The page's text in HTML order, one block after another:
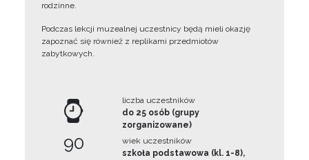
rodzinne.
Podczas lekcji muzealnej uczestnicy będą mieli okazję
zapoznać się również z replikami przedmiotów
zabytkowych.
90
liczba uczestników
do 25 osób (grupy
zorganizowane)
wiek uczestników
szkoła podstawowa (kl. 1-8),